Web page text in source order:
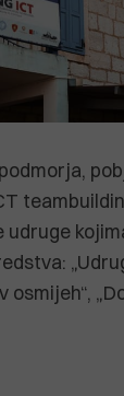
osmijeh“,